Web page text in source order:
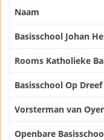
Naam
Basisschool Johan
Rooms Katholieke
Basisschool Op Dreef
Vorsterman van
Openbare